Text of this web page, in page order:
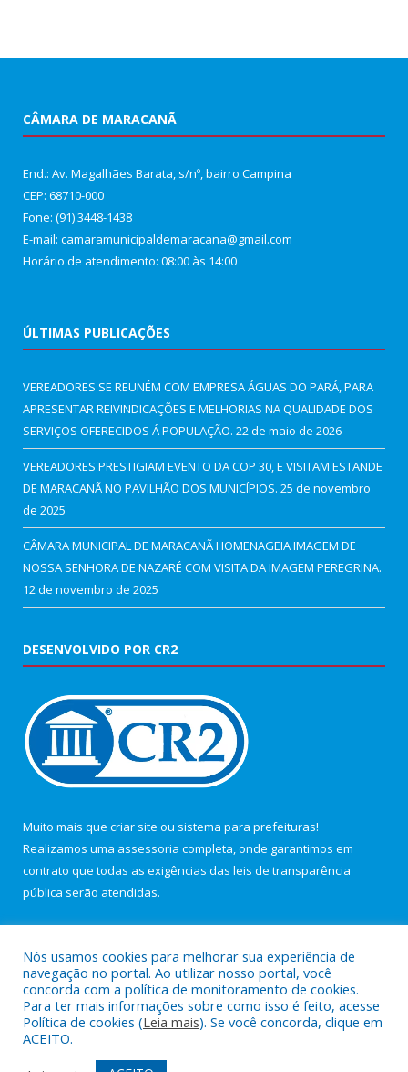
CÂMARA DE MARACANÃ
End.: Av. Magalhães Barata, s/nº, bairro Campina
CEP: 68710-000
Fone: (91) 3448-1438
E-mail: camaramunicipaldemaracana@gmail.com
Horário de atendimento: 08:00 às 14:00
ÚLTIMAS PUBLICAÇÕES
VEREADORES SE REUNÉM COM EMPRESA ÁGUAS DO PARÁ, PARA
APRESENTAR REIVINDICAÇÕES E MELHORIAS NA QUALIDADE DOS
SERVIÇOS OFERECIDOS Á POPULAÇÃO. 22 de maio de 2026
VEREADORES PRESTIGIAM EVENTO DA COP 30, E VISITAM ESTANDE
DE MARACANÃ NO PAVILHÃO DOS MUNICÍPIOS. 25 de novembro
de 2025
CÂMARA MUNICIPAL DE MARACANÃ HOMENAGEIA IMAGEM DE
NOSSA SENHORA DE NAZARÉ COM VISITA DA IMAGEM PEREGRINA.
12 de novembro de 2025
DESENVOLVIDO POR CR2
Muito mais que criar site ou sistema para prefeituras!
Realizamos uma assessoria completa, onde garantimos em
contrato que todas as exigências das leis de transparência
pública serão atendidas.
Todos os direitos reservados a Câmara Municipal de Maracanã.
Nós usamos cookies para melhorar sua experiência de
navegação no portal. Ao utilizar nosso portal, você
concorda com a política de monitoramento de cookies.
Para ter mais informações sobre como isso é feito, acesse
Política de cookies (Leia mais). Se você concorda, clique em
ACEITO.